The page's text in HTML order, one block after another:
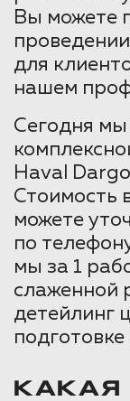
Вы можете
для
нашем
Сегодня мы
Haval
Стоимость
можете
по
мы за 1
слаженной
детейлинг
КАКАЯ